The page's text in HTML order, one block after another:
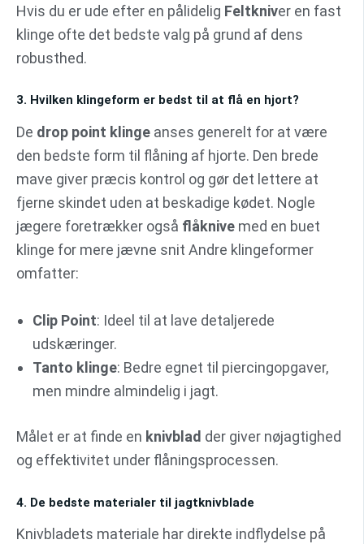
Hvis du er ude efter en pålidelig Feltkniver en fast
klinge ofte det bedste valg på grund af dens
robusthed.
3. Hvilken klingeform er bedst til at flå en hjort?
De drop point klinge anses generelt for at være
den bedste form til flåning af hjorte. Den brede
mave giver præcis kontrol og gør det lettere at
fjerne skindet uden at beskadige kødet. Nogle
jægere foretrækker også flåknive med en buet
klinge for mere jævne snit Andre klingeformer
omfatter:
Clip Point: Ideel til at lave detaljerede
udskæringer.
Tanto klinge: Bedre egnet til piercingopgaver,
men mindre almindelig i jagt.
Målet er at finde en knivblad der giver nøjagtighed
og effektivitet under flåningsprocessen.
4. De bedste materialer til jagtknivblade
Knivbladets materiale har direkte indflydelse på